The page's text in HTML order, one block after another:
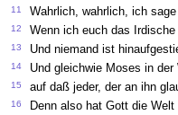
11 Wahrlich, wahrlich, ich
12 Wenn ich euch das
13 Und niemand ist
14 Und gleichwie Moses in
15 auf daß jeder, der an ihn
16 Denn also hat Gott die